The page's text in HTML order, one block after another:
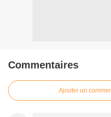
Commentaires
Ajouter un